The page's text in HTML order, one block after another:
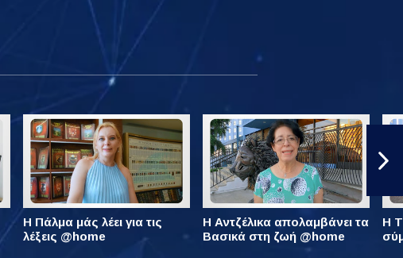
Η Πάλμα μάς λέει για τις
λέξεις @home
Η Αντζέλικα απολαμβάνει τα
Βασικά στη ζωή @home
Η